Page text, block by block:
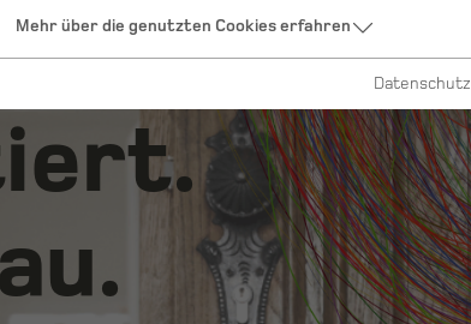
Mehr über die genutzten Cookies erfahren
Datenschutz